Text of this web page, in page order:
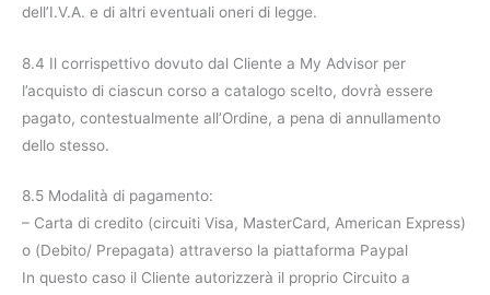
dell’I.V.A. e di altri eventuali oneri di legge.
8.4 Il corrispettivo dovuto dal Cliente a My Advisor per
l’acquisto di ciascun corso a catalogo scelto, dovrà essere
pagato, contestualmente all’Ordine, a pena di annullamento
dello stesso.
8.5 Modalità di pagamento:
– Carta di credito (circuiti Visa, MasterCard, American Express)
o (Debito/ Prepagata) attraverso la piattaforma Paypal
In questo caso il Cliente autorizzerà il proprio Circuito a